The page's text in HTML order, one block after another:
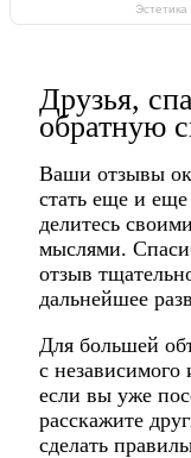
Друзья,
обратную
Ваши отзывы
стать еще и
делитесь
мыслями.
отзыв
дальнейшее
Для большей
с
если вы уже
расскажите
сделать